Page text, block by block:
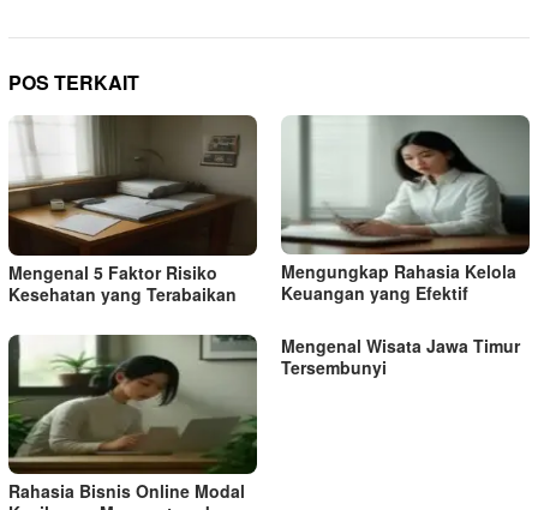
POS TERKAIT
Mengenal 5 Faktor Risiko
Kesehatan yang Terabaikan
Mengungkap Rahasia Kelola
Keuangan yang Efektif
Rahasia Bisnis Online Modal
Mengenal Wisata Jawa Timur
Tersembunyi